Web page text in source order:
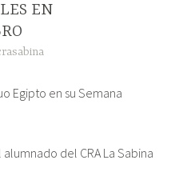
EN
Egipto en su Semana
del CRA La Sabina